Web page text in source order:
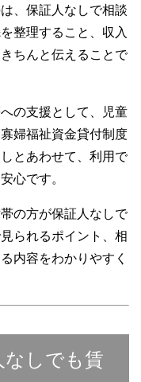
、保証人なしで相談
整理すること、収入
ちんと伝えることで
の支援として、児童
婦福祉資金貸付制度
とあわせて、利用で
心です。
の方が保証人なしで
られるポイント、相
内容をわかりやすく
なしでも賃